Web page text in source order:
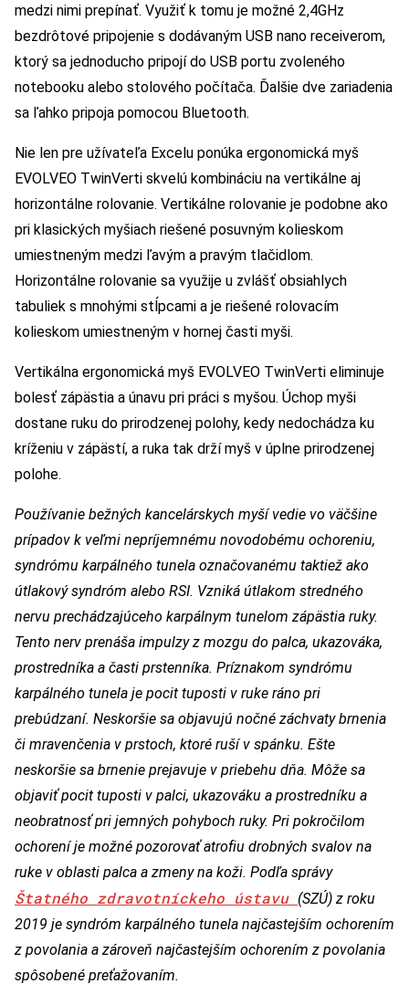
medzi nimi prepínať. Využiť k tomu je možné 2,4GHz
bezdrôtové pripojenie s dodávaným USB nano receiverom,
ktorý sa jednoducho pripojí do USB portu zvoleného
notebooku alebo stolového počítača. Ďalšie dve zariadenia
sa ľahko pripoja pomocou Bluetooth.
Nie len pre užívateľa Excelu ponúka ergonomická myš
EVOLVEO TwinVerti skvelú kombináciu na vertikálne aj
horizontálne rolovanie. Vertikálne rolovanie je podobne ako
pri klasických myšiach riešené posuvným kolieskom
umiestneným medzi ľavým a pravým tlačidlom.
Horizontálne rolovanie sa využije u zvlášť obsiahlych
tabuliek s mnohými stĺpcami a je riešené rolovacím
kolieskom umiestneným v hornej časti myši.
Vertikálna ergonomická myš EVOLVEO TwinVerti eliminuje
bolesť zápästia a únavu pri práci s myšou. Úchop myši
dostane ruku do prirodzenej polohy, kedy nedochádza ku
kríženiu v zápästí, a ruka tak drží myš v úplne prirodzenej
polohe.
Používanie bežných kancelárskych myší vedie vo väčšine
prípadov k veľmi nepríjemnému novodobému ochoreniu,
syndrómu karpálného tunela označovanému taktiež ako
útlakový syndróm alebo RSI. Vzniká útlakom stredného
nervu prechádzajúceho karpálnym tunelom zápästia ruky.
Tento nerv prenáša impulzy z mozgu do palca, ukazováka,
prostredníka a časti prstenníka. Príznakom syndrómu
karpálného tunela je pocit tuposti v ruke ráno pri
prebúdzaní. Neskoršie sa objavujú nočné záchvaty brnenia
či mravenčenia v prstoch, ktoré ruší v spánku. Ešte
neskoršie sa brnenie prejavuje v priebehu dňa. Môže sa
objaviť pocit tuposti v palci, ukazováku a prostredníku a
neobratnosť pri jemných pohyboch ruky. Pri pokročilom
ochorení je možné pozorovať atrofiu drobných svalov na
ruke v oblasti palca a zmeny na koži. Podľa správy
Štatného zdravotníckeho ústavu (SZÚ) z roku
2019 je syndróm karpálného tunela najčastejším ochorením
z povolania a zároveň najčastejším ochorením z povolania
spôsobené preťažovaním.